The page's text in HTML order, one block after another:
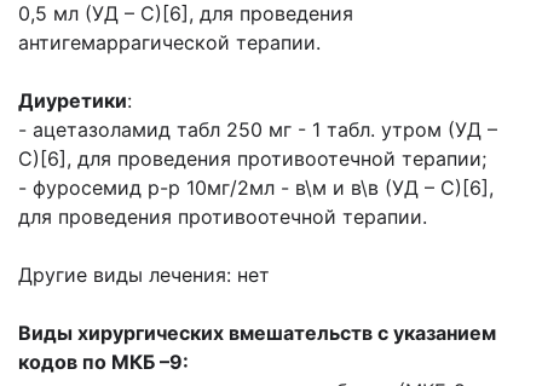
0,5 мл (УД – С)[6], для проведения
антигемаррагической терапии.
Диуретики:
- ацетазоламид табл 250 мг - 1 табл. утром (УД –
С)[6], для проведения противоотечной терапии;
- фуросемид р-р 10мг/2мл - в\м и в\в (УД – С)[6],
для проведения противоотечной терапии.
Другие виды лечения: нет
Виды хирургических вмешательств с указанием
кодов по МКБ –9: